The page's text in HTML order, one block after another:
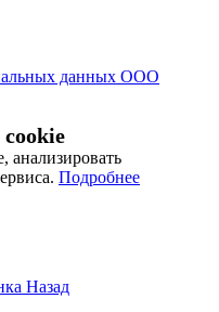
данных ООО
анализировать
Подробнее
Назад